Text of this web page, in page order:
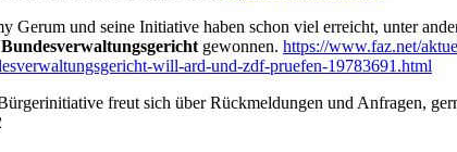
Gerum und seine Initiative haben schon viel erreicht, unter
Bundesverwaltungsgericht gewonnen. https://www.faz.net/
will-ard-und-zdf-pruefen-19783691.html
freut sich über Rückmeldungen und Anfragen,